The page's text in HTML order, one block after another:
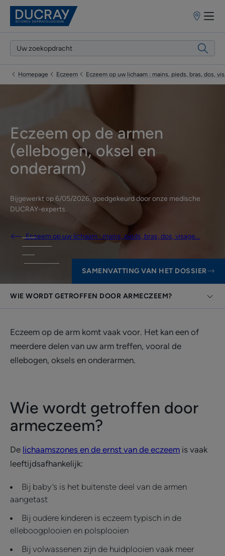
Homepage Eczeem Eczeem op uw lichaam : mains, pieds, bras, dos,
Eczeem op de armen
(ellebogen, oksel en
onderarm)
Bijgewerkt op6/05/2026, goedgekeurd dooronze medische
DUCRAY-experts.
Eczeem op uw lichaam : mains, pieds, bras, dos, visage…
SAMENVATTING VAN HET DOSSIER
WIE WORDT GETROFFEN DOOR ARMECZEEM?
Eczeem op de arm komt vaak voor. Het kan een of
meerdere delen van uw arm treffen, vooral de
ellebogen, oksels en onderarmen.
Wie wordt getroffen door
armeczeem?
De lichaamszones en de ernst van de eczeem is vaak
leeftijdsafhankelijk:
Bij baby’s is het buitenste deel van de armen
aangetast
Bij oudere kinderen is eczeem typisch in de
elleboogplooien en polsplooien
Bij volwassenen zijn de huidplooien vaak meer